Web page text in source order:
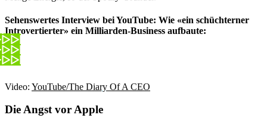
Sehenswertes Interview bei YouTube: Wie «ein schüchterner
Introvertierter» ein Milliarden-Business aufbaute:
Video: YouTube/The Diary Of A CEO
Die Angst vor Apple